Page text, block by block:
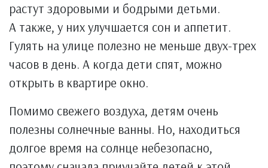
растут здоровыми и бодрыми детьми.
А также, у них улучшается сон и аппетит.
Гулять на улице полезно не меньше двух-трех
часов в день. А когда дети спят, можно
открыть в квартире окно.
Помимо свежего воздуха, детям очень
полезны солнечные ванны. Но, находиться
долгое время на солнце небезопасно,